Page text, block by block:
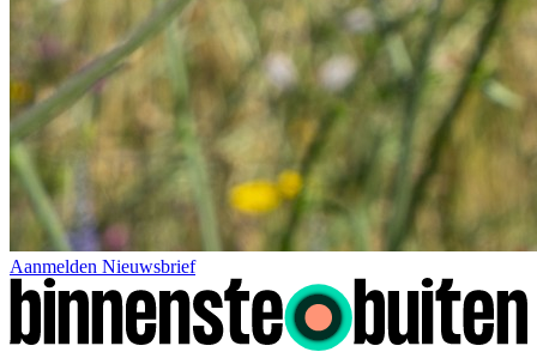
Aanmelden Nieuwsbrief